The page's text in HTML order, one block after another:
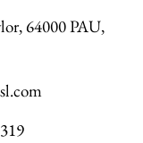
64000 PAU,